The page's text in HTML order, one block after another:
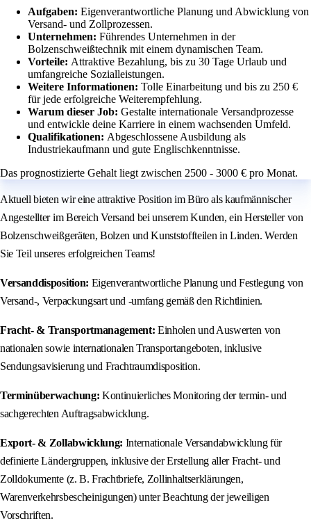
Aufgaben: Eigenverantwortliche Planung und Abwicklung von
Versand- und Zollprozessen.
Unternehmen: Führendes Unternehmen in der
Bolzenschweißtechnik mit einem dynamischen Team.
Vorteile: Attraktive Bezahlung, bis zu 30 Tage Urlaub und
umfangreiche Sozialleistungen.
Weitere Informationen: Tolle Einarbeitung und bis zu 250 €
für jede erfolgreiche Weiterempfehlung.
Warum dieser Job: Gestalte internationale Versandprozesse
und entwickle deine Karriere in einem wachsenden Umfeld.
Qualifikationen: Abgeschlossene Ausbildung als
Industriekaufmann und gute Englischkenntnisse.
Das prognostizierte Gehalt liegt zwischen 2500 - 3000 € pro Monat.
Aktuell bieten wir eine attraktive Position im Büro als kaufmännischer
Angestellter im Bereich Versand bei unserem Kunden, ein Hersteller von
Bolzenschweißgeräten, Bolzen und Kunststoffteilen in Linden. Werden
Sie Teil unseres erfolgreichen Teams!
Versanddisposition: Eigenverantwortliche Planung und Festlegung von
Versand-, Verpackungsart und -umfang gemäß den Richtlinien.
Fracht- & Transportmanagement: Einholen und Auswerten von
nationalen sowie internationalen Transportangeboten, inklusive
Sendungsavisierung und Frachtraumdisposition.
Terminüberwachung: Kontinuierliches Monitoring der termin- und
sachgerechten Auftragsabwicklung.
Export- & Zollabwicklung: Internationale Versandabwicklung für
definierte Ländergruppen, inklusive der Erstellung aller Fracht- und
Zolldokumente (z. B. Frachtbriefe, Zollinhaltserklärungen,
Warenverkehrsbescheinigungen) unter Beachtung der jeweiligen
Vorschriften.